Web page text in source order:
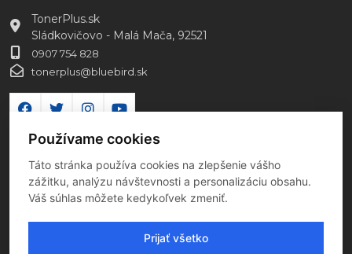
TonerPlus.sk
Sládkovičovo - Malá Mača, 92521
0907 754 828
tonerplus@bluebird.sk
Používame cookies
Táto stránka používa cookies na zlepšenie vášho
zážitku, analýzu návštevnosti a personalizáciu obsahu.
Váš súhlas môžete kedykoľvek zmeniť.
Prijať všetko